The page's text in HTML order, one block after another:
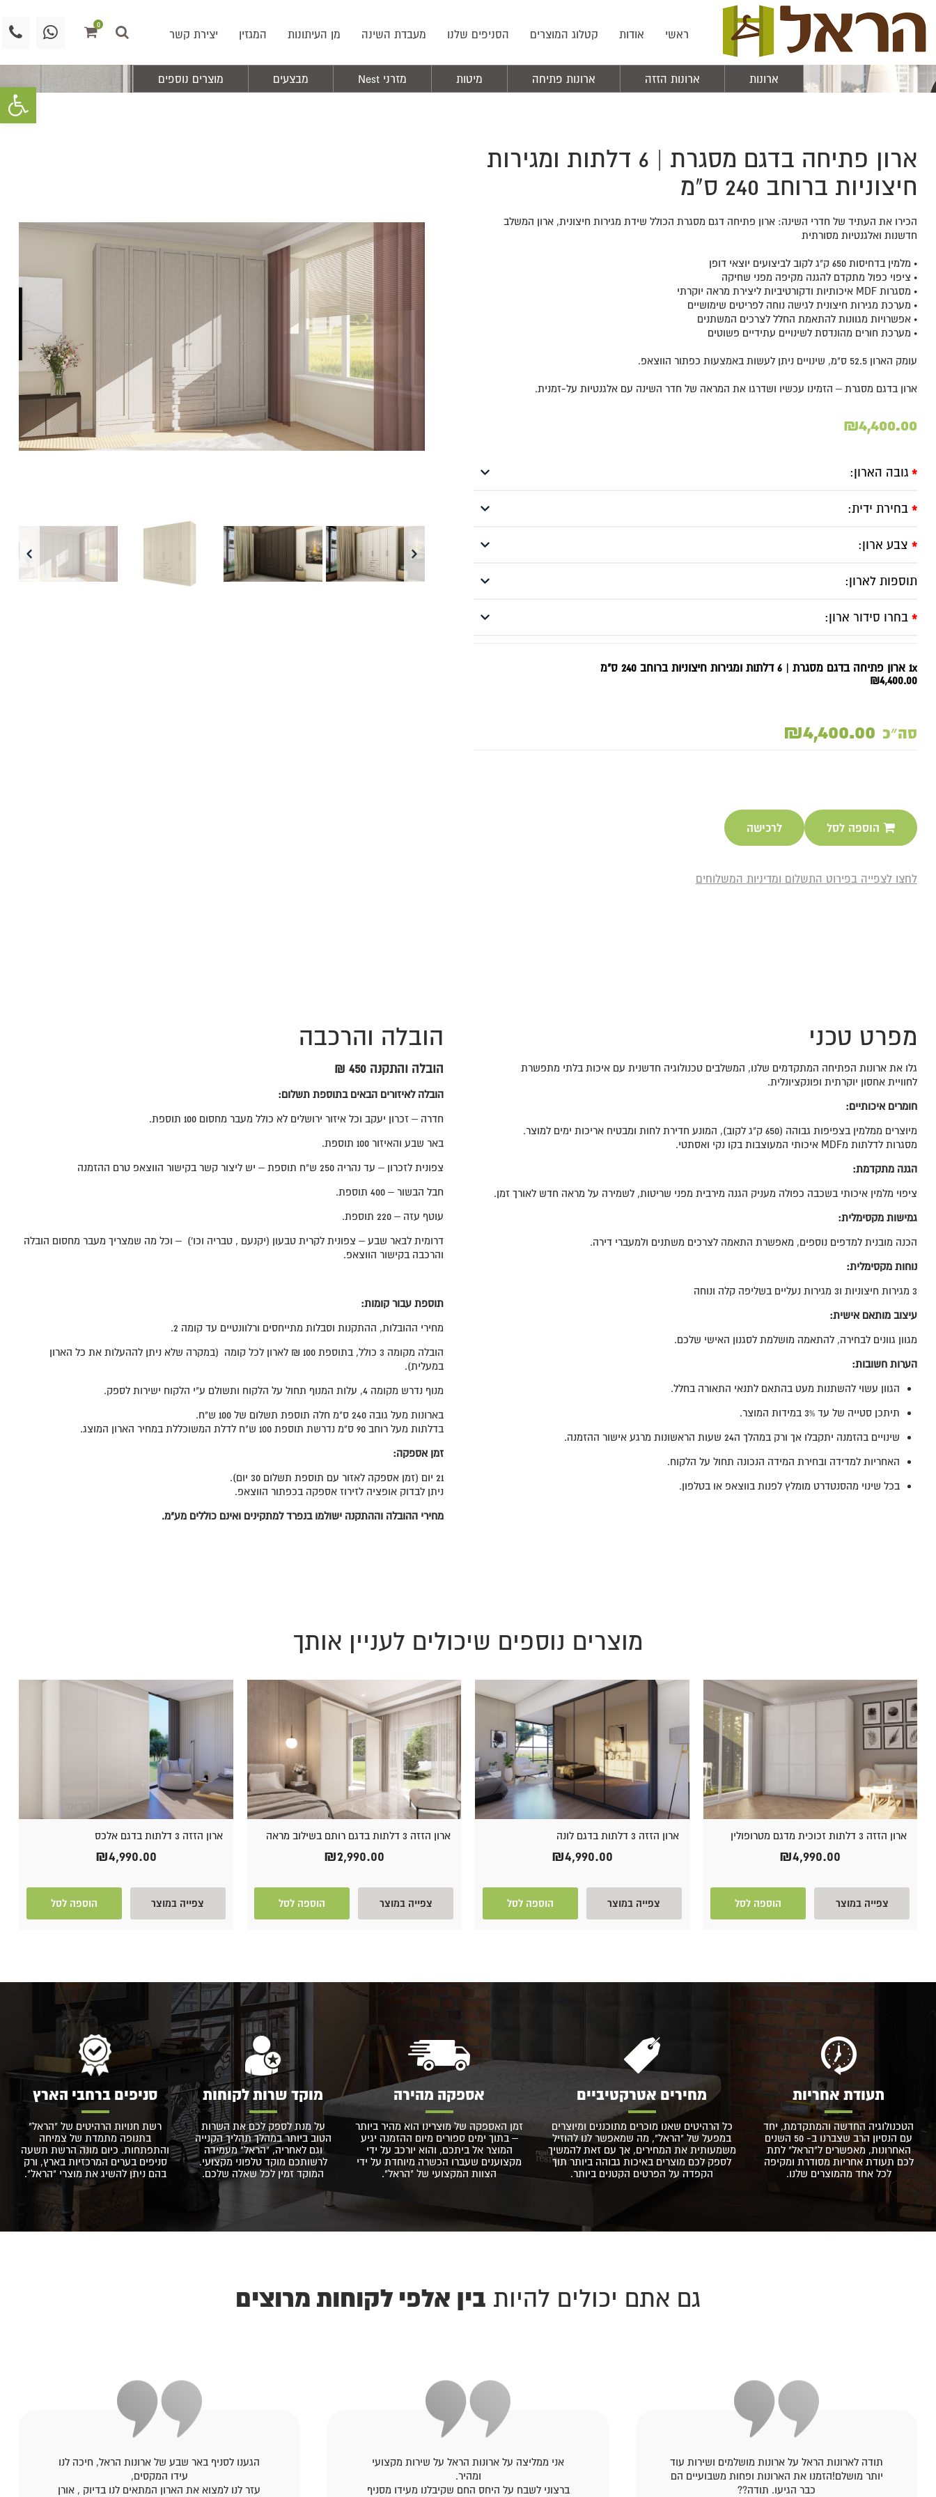
פתח
ראשי אודות קטלוג המוצרים הסניפים שלנו מעבדת השינה מן העיתונות המגזין יצירת קשר
0
ארונות ארונות הזזה ארונות פתיחה מיטות מזרני Nest מבצעים מוצרים נוספים
ארון פתיחה בדגם מסגרת | 6 דלתות ומגירות
חיצוניות ברוחב 240 ס"מ
הכירו את העתיד של חדרי השינה: ארון פתיחה דגם מסגרת הכולל שידת מגירות חיצונית, ארון המשלב
חדשנות ואלגנטיות מסורתית
• מלמין בדחיסות 650 ק"ג לקוב לביצועים יוצאי דופן
• ציפוי כפול מתקדם להגנה מקיפה מפני שחיקה
• מסגרות MDF איכותיות ודקורטיביות ליצירת מראה יוקרתי
• מערכת מגירות חיצונית לגישה נוחה לפריטים שימושיים
• אפשרויות מגוונות להתאמת החלל לצרכים המשתנים
• מערכת חורים מהונדסת לשינויים עתידיים פשוטים
עומק הארון 52.5 ס"מ, שינויים ניתן לעשות באמצעות כפתור הווצאפ.
ארון בדגם מסגרת – הזמינו עכשיו ושדרגו את המראה של חדר השינה עם אלגנטיות על-זמנית.
₪4,400.00
* גובה הארון:
* בחירת ידית:
* צבע ארון:
תוספות לארון:
* בחרו סידור ארון:
1x ארון פתיחה בדגם מסגרת | 6 דלתות ומגירות חיצוניות ברוחב 240 ס"מ
₪4,400.00
סה״כ ₪4,400.00
הוספה לסל לרכישה
לחצו לצפייה בפירוט התשלום ומדיניות המשלוחים
מפרט טכני
גלו את ארונות הפתיחה המתקדמים שלנו, המשלבים טכנולוגיה חדשנית עם איכות בלתי מתפשרת
לחוויית אחסון יוקרתית ופונקציונלית.
חומרים איכותיים:
מיוצרים ממלמין בצפיפות גבוהה (650 ק"ג לקוב), המונע חדירת לחות ומבטיח אריכות ימים למוצר.
מסגרות לדלתות מMDF איכותי המעוצבות בקו נקי ואסתטי.
הגנה מתקדמת:
ציפוי מלמין איכותי בשכבה כפולה מעניק הגנה מירבית מפני שריטות, לשמירה על מראה חדש לאורך זמן.
גמישות מקסימלית:
הכנה מובנית למדפים נוספים, מאפשרת התאמה לצרכים משתנים ולמעברי דירה.
נוחות מקסימלית:
3 מגירות חיצוניות ו3 מגירות נעליים בשליפה קלה ונוחה
עיצוב מותאם אישית:
מגוון גוונים לבחירה, להתאמה מושלמת לסגנון האישי שלכם.
הערות חשובות:
הגוון עשוי להשתנות מעט בהתאם לתנאי התאורה בחלל.
תיתכן סטייה של עד 3% במידות המוצר.
שינויים בהזמנה יתקבלו אך ורק במהלך ה24 שעות הראשונות מרגע אישור ההזמנה.
האחריות למדידה ובחירת המידה הנכונה תחול על הלקוח.
בכל שינוי מהסנטדרט מומלץ לפנות בווצאפ או בטלפון.
הובלה והרכבה
הובלה והתקנה 450 ₪
הובלה לאיזורים הבאים בתוספת תשלום:
חדרה – זכרון יעקב וכל איזור ירושלים לא כולל מעבר מחסום 100 תוספת.
באר שבע והאיזור 100 תוספת.
צפונית לזכרון – עד נהריה 250 ש"ח תוספת – יש ליצור קשר בקישור הווצאפ טרם ההזמנה
חבל הבשור – 400 תוספת.
עוטף עזה – 220 תוספת.
דרומית לבאר שבע – צפונית לקרית טבעון (יקנעם , טבריה וכו') – וכל מה שמצריך מעבר מחסום הובלה
והרכבה בקישור הווצאפ.
תוספת עבור קומות:
מחירי ההובלות, ההתקנות וסבלות מתייחסים ורלוונטיים עד קומה 2.
הובלה מקומה 3 כולל, בתוספת 100 ₪ לארון לכל קומה (במקרה שלא ניתן לההעלות את כל הארון
במעלית).
מנוף נדרש מקומה 4, עלות המנוף תחול על הלקוח ותשולם ע"י הלקוח ישירות לספק.
בארונות מעל גובה 240 ס"מ חלה תוספת תשלום של 100 ש"ח.
בדלתות מעל רוחב 90 ס"מ נדרשת תוספת 100 ש"ח לדלת המשוכללת במחיר הארון המוצג.
זמן אספקה:
21 יום (זמן אספקה לאזור עם תוספת תשלום 30 יום).
ניתן לבדוק אופציה לזירוז אספקה בכפתור הווצאפ.
מחירי ההובלה וההתקנה ישולמו בנפרד למתקינים ואינם כוללים מע"מ.
מוצרים נוספים שיכולים לעניין אותך
ארון הזזה 3 דלתות זכוכית מדגם מטרופולין
₪4,990.00
צפייה במוצר הוספה לסל
ארון הזזה 3 דלתות בדגם לונה
₪4,990.00
צפייה במוצר הוספה לסל
ארון הזזה 3 דלתות בדגם רותם בשילוב מראה
₪2,990.00
צפייה במוצר הוספה לסל
ארון הזזה 3 דלתות בדגם אלכס
₪4,990.00
צפייה במוצר הוספה לסל
תעודת אחריות
הטכנולוגיה החדשה והמתקדמת, יחד
עם הנסיון הרב שצברנו ב- 50 השנים
האחרונות, מאפשרים ל"הראל" לתת
לכם תעודת אחריות מסודרת ומקיפה
לכל אחד מהמוצרים שלנו.
מחירים אטרקטיביים
כל הרהיטים שאנו מוכרים מתוכננים ומיוצרים
במפעל של "הראל", מה שמאפשר לנו להוזיל
משמעותית את המחירים, אך עם זאת להמשיך
לספק לכם מוצרים באיכות גבוהה ביותר תוך
הקפדה על הפרטים הקטנים ביותר.
אספקה מהירה
זמן האספקה של מוצרינו הוא מהיר ביותר
– בתוך ימים ספורים מיום ההזמנה יגיע
המוצר אל ביתכם, והוא יורכב על ידי
מקצוענים שעברו הכשרה מיוחדת על ידי
הצוות המקצועי של "הראל".
מוקד שרות לקוחות
על מנת לספק לכם את השרות
הטוב ביותר במהלך תהליך הקנייה
וגם לאחריה, "הראל" מעמידה
לרשותכם מוקד טלפוני מקצועי.
המוקד זמין לכל שאלה שלכם.
סניפים ברחבי הארץ
רשת חנויות הרהיטים של "הראל"
בתנופה מתמדת של צמיחה
והתפתחות. כיום מונה הרשת תשעה
סניפים בערים המרכזיות בארץ, ורק
בהם ניתן להשיג את מוצרי "הראל".
גם אתם יכולים להיות בין אלפי לקוחות מרוצים
תודה לארונות הראל על ארונות מושלמים ושירות עוד
יותר מושלם!הזמנו את הארונות ופחות משבועיים הם
כבר הגיעו. תודה??
אני ממליצה על ארונות הראל על שירות מקצועי
ומהיר.
ברצוני לשבח על היחס החם שקיבלנו מעידו מסניף
הגענו לסניף באר שבע של ארונות הראל, חיכה לנו
עידו המקסים,
עזר לנו למצוא את הארון המתאים לנו בדיוק , אורן